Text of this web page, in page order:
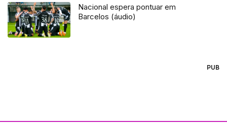
Nacional espera pontuar em
Barcelos (áudio)
PUB